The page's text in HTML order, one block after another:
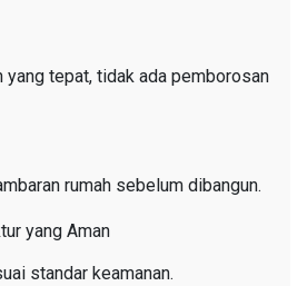
yang tepat, tidak ada pemborosan
rumah sebelum dibangun.
yang Aman
standar keamanan.